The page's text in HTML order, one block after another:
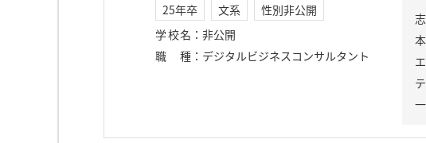
25年卒 文系
性別非公開
学校名 ： 非公開
職種 ： デジタルビジネスコンサルタント